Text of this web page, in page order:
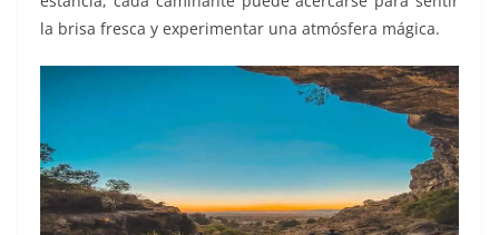
la brisa fresca y experimentar una atmósfera mágica.